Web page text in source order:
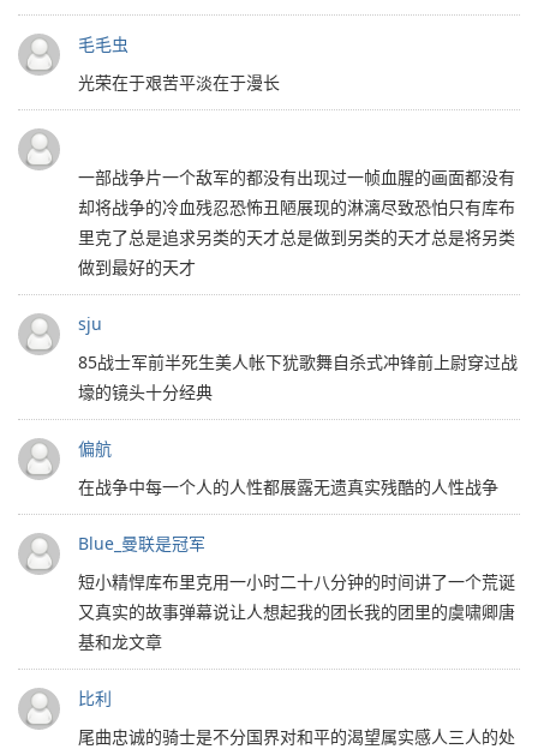
毛毛虫
光荣在于艰苦平淡在于漫长
一部战争片一个敌军的都没有出现过一帧血腥的画面都没有
却将战争的冷血残忍恐怖丑陋展现的淋漓尽致恐怕只有库布
里克了总是追求另类的天才总是做到另类的天才总是将另类
做到最好的天才
sju
85战士军前半死生美人帐下犹歌舞自杀式冲锋前上尉穿过战
壕的镜头十分经典
偏航
在战争中每一个人的人性都展露无遗真实残酷的人性战争
Blue_曼联是冠军
短小精悍库布里克用一小时二十八分钟的时间讲了一个荒诞
又真实的故事弹幕说让人想起我的团长我的团里的虞啸卿唐
基和龙文章
比利
尾曲忠诚的骑士是不分国界对和平的渴望属实感人三人的处